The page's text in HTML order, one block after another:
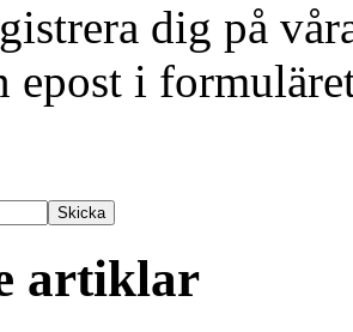
dig på
i
artiklar